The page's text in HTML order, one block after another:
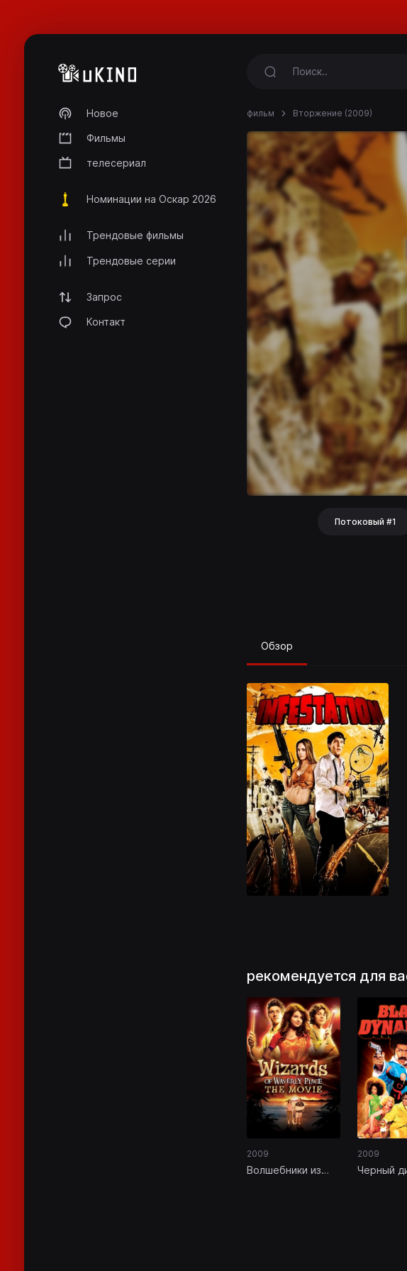
Новое
Фильмы
телесериал
Номинации на Оскар 2026
Трендовые фильмы
Трендовые серии
Запрос
Контакт
фильм Вторжение (2009)
Потоковый #1
Обзор
рекомендуется для
2009
Волшебники из
2009
Черный